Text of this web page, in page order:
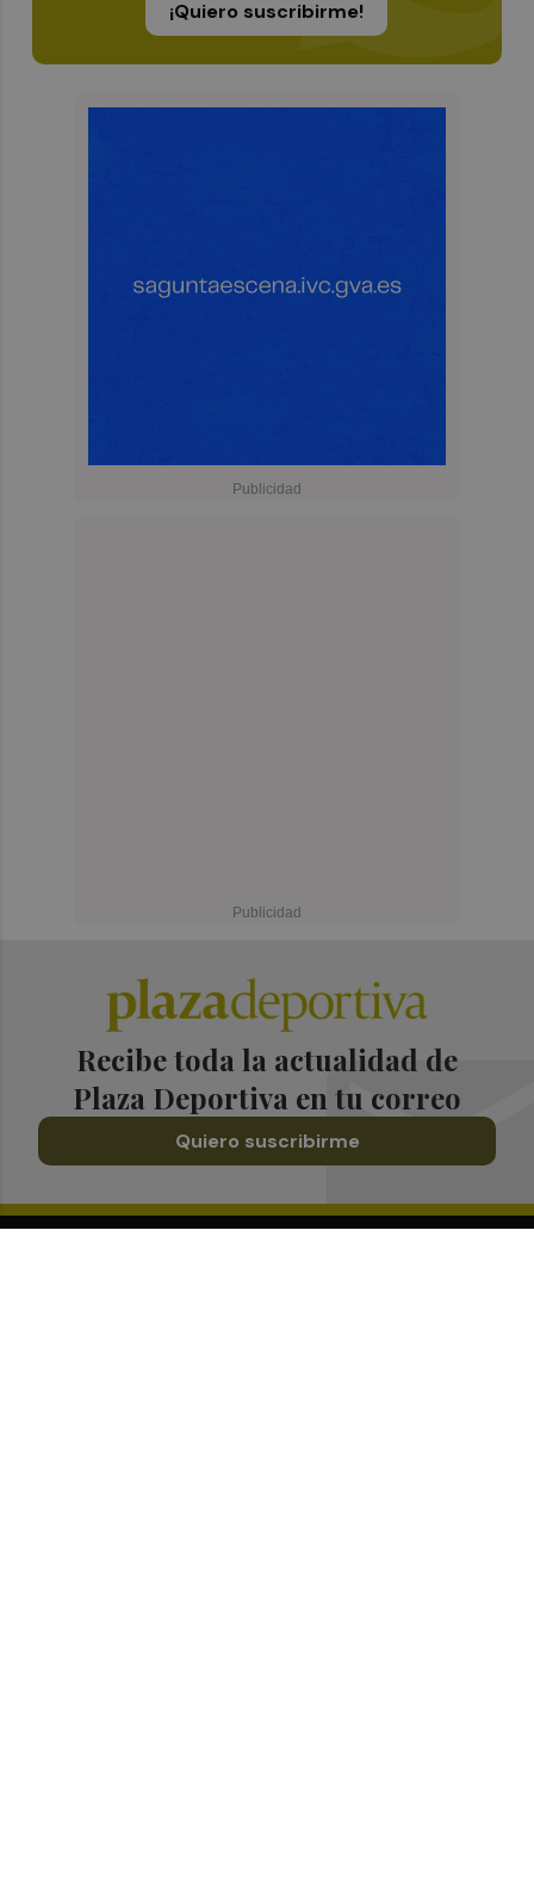
¡Quiero suscribirme!
Recibe toda la actualidad de
Plaza Deportiva en tu correo
Quiero suscribirme